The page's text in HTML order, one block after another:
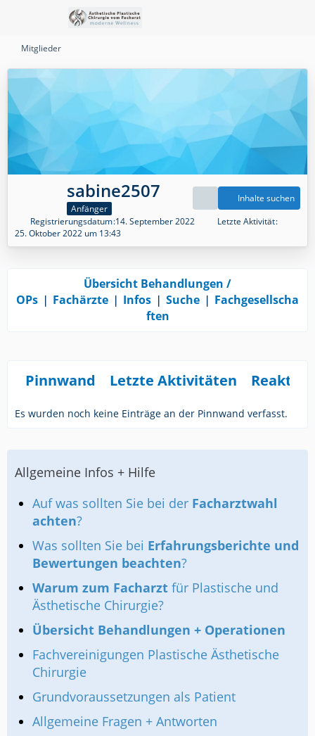
Mitglieder
sabine2507
Anfänger
Inhalte suchen
Registrierungsdatum 14. September 2022
Letzte Aktivität
25. Oktober 2022 um 13:43
Übersicht Behandlungen /
OPs ❘ Fachärzte ❘ Infos ❘ Suche ❘ Fachgesellscha
ften
Pinnwand Letzte Aktivitäten
Es wurden noch keine Einträge an der Pinnwand verfasst.
Allgemeine Infos + Hilfe
Auf was sollten Sie bei der Facharztwahl
achten?
Was sollten Sie bei Erfahrungsberichte und
Bewertungen beachten?
Warum zum Facharzt für Plastische und
Ästhetische Chirurgie?
Übersicht Behandlungen + Operationen
Fachvereinigungen Plastische Ästhetische
Chirurgie
Grundvoraussetzungen als Patient
Allgemeine Fragen + Antworten